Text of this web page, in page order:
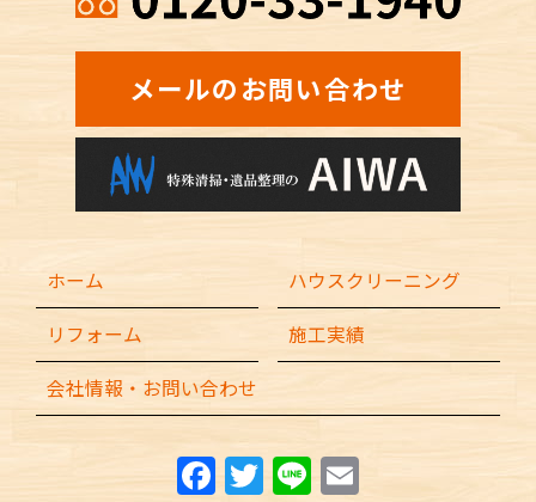
メールのお問い合わせ
ホーム
ハウスクリーニング
リフォーム
施工実績
会社情報・お問い合わせ
F T Li